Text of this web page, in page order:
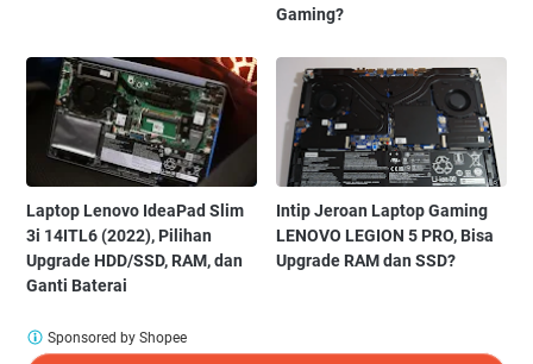
Gaming?
Laptop Lenovo IdeaPad Slim
3i 14ITL6 (2022), Pilihan
Upgrade HDD/SSD, RAM, dan
Ganti Baterai
Intip Jeroan Laptop Gaming
LENOVO LEGION 5 PRO, Bisa
Upgrade RAM dan SSD?
Sponsored by Shopee